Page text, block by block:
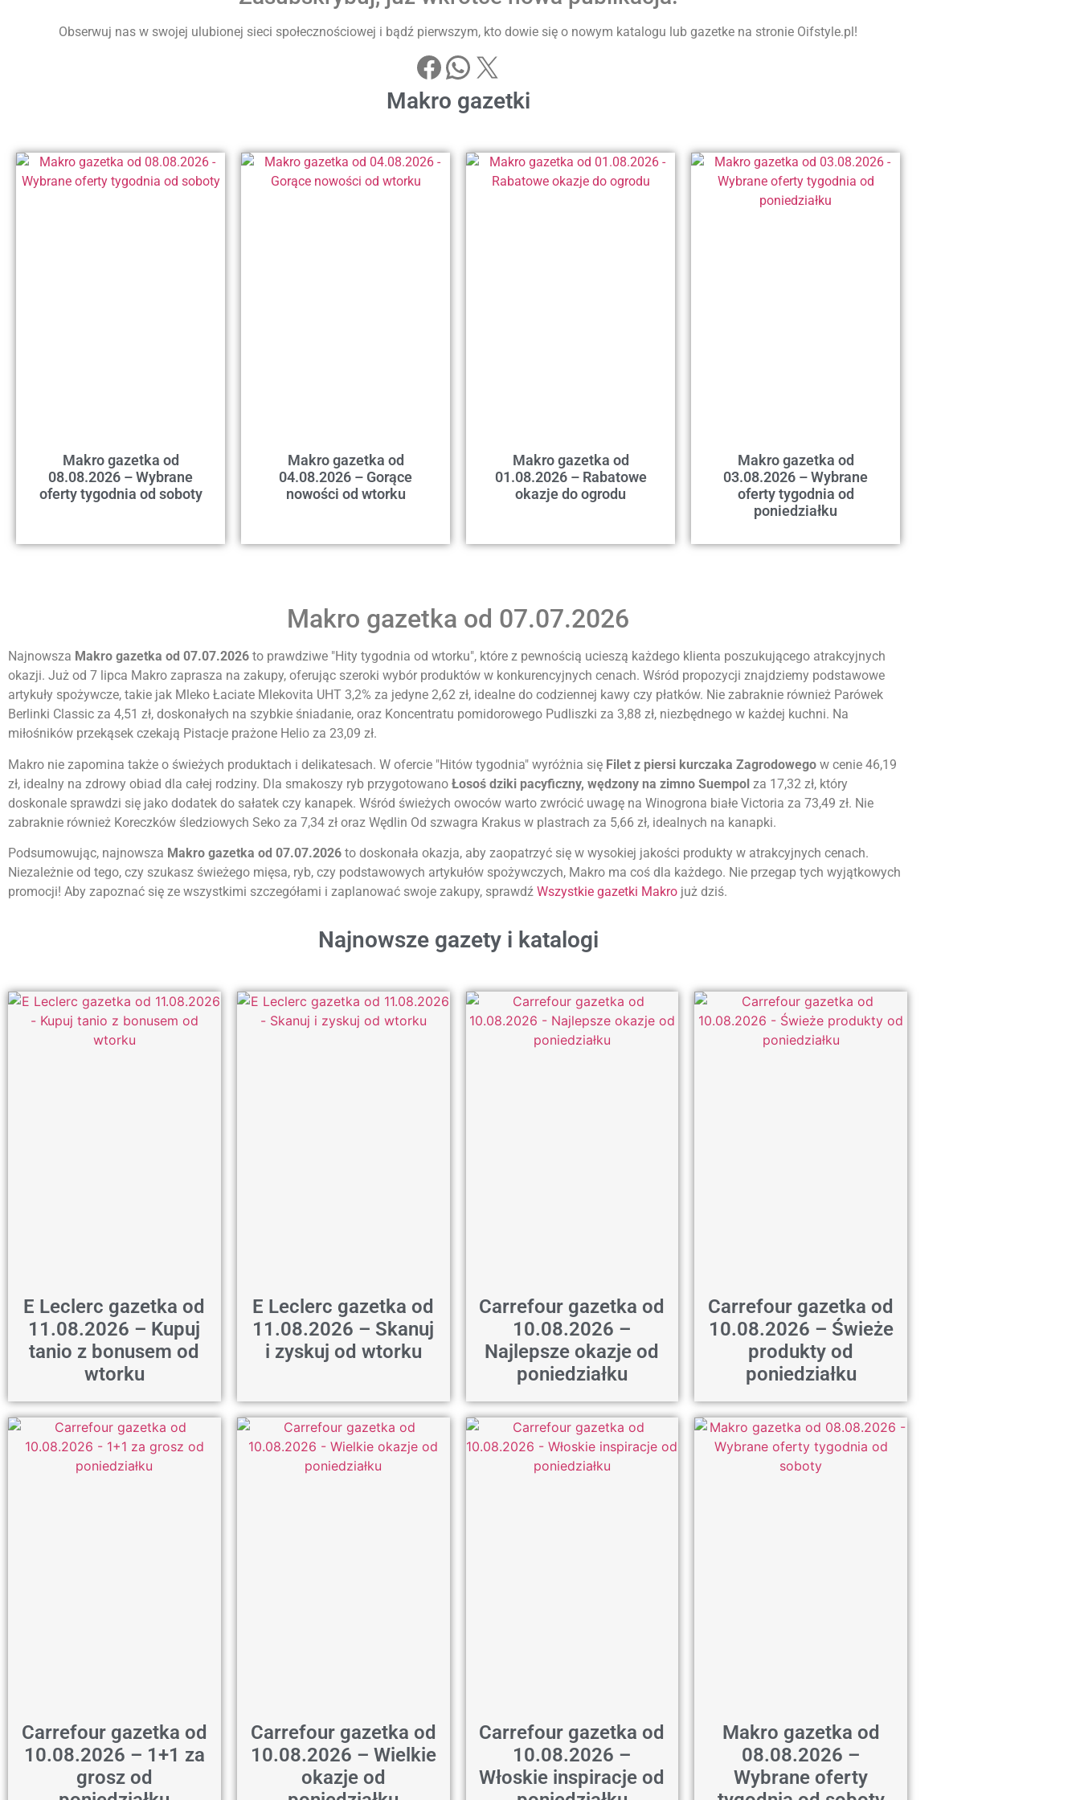
Obserwuj nas w swojej ulubionej sieci społecznościowej i bądź pierwszym, kto dowie się o nowym katalogu lub gazetke na stronie Oifstyle.pl!
Makro gazetki
Makro gazetka od
08.08.2026 – Wybrane
oferty tygodnia od soboty
Makro gazetka od
04.08.2026 – Gorące
nowości od wtorku
Makro gazetka od
01.08.2026 – Rabatowe
okazje do ogrodu
Makro gazetka od
03.08.2026 – Wybrane
oferty tygodnia od
poniedziałku
Makro gazetka od 07.07.2026
Najnowsza Makro gazetka od 07.07.2026 to prawdziwe "Hity tygodnia od wtorku", które z pewnością ucieszą każdego klienta poszukującego atrakcyjnych
okazji. Już od 7 lipca Makro zaprasza na zakupy, oferując szeroki wybór produktów w konkurencyjnych cenach. Wśród propozycji znajdziemy podstawowe
artykuły spożywcze, takie jak Mleko Łaciate Mlekovita UHT 3,2% za jedyne 2,62 zł, idealne do codziennej kawy czy płatków. Nie zabraknie również Parówek
Berlinki Classic za 4,51 zł, doskonałych na szybkie śniadanie, oraz Koncentratu pomidorowego Pudliszki za 3,88 zł, niezbędnego w każdej kuchni. Na
miłośników przekąsek czekają Pistacje prażone Helio za 23,09 zł.
Makro nie zapomina także o świeżych produktach i delikatesach. W ofercie "Hitów tygodnia" wyróżnia się Filet z piersi kurczaka Zagrodowego w cenie 46,19
zł, idealny na zdrowy obiad dla całej rodziny. Dla smakoszy ryb przygotowano Łosoś dziki pacyficzny, wędzony na zimno Suempol za 17,32 zł, który
doskonale sprawdzi się jako dodatek do sałatek czy kanapek. Wśród świeżych owoców warto zwrócić uwagę na Winogrona białe Victoria za 73,49 zł. Nie
zabraknie również Koreczków śledziowych Seko za 7,34 zł oraz Wędlin Od szwagra Krakus w plastrach za 5,66 zł, idealnych na kanapki.
Podsumowując, najnowsza Makro gazetka od 07.07.2026 to doskonała okazja, aby zaopatrzyć się w wysokiej jakości produkty w atrakcyjnych cenach.
Niezależnie od tego, czy szukasz świeżego mięsa, ryb, czy podstawowych artykułów spożywczych, Makro ma coś dla każdego. Nie przegap tych wyjątkowych
promocji! Aby zapoznać się ze wszystkimi szczegółami i zaplanować swoje zakupy, sprawdź Wszystkie gazetki Makro już dziś.
Najnowsze gazety i katalogi
E Leclerc gazetka od
11.08.2026 – Kupuj
tanio z bonusem od
wtorku
E Leclerc gazetka od
11.08.2026 – Skanuj
i zyskuj od wtorku
Carrefour gazetka od
10.08.2026 –
Najlepsze okazje od
poniedziałku
Carrefour gazetka od
10.08.2026 – Świeże
produkty od
poniedziałku
Carrefour gazetka od
10.08.2026 – 1+1 za
grosz od
Carrefour gazetka od
10.08.2026 – Wielkie
okazje od
Carrefour gazetka od
10.08.2026 –
Włoskie inspiracje od
Makro gazetka od
08.08.2026 –
Wybrane oferty